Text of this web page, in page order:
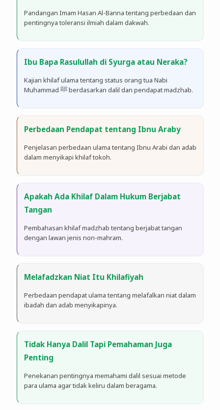
Pandangan Imam Hasan Al-Banna tentang perbedaan dan
pentingnya toleransi ilmiah dalam dakwah.
Ibu Bapa Rasulullah di Syurga atau Neraka?
Kajian khilaf ulama tentang status orang tua Nabi
Muhammad ﷺ berdasarkan dalil dan pendapat madzhab.
Perbedaan Pendapat tentang Ibnu Araby
Penjelasan perbedaan ulama tentang Ibnu Arabi dan adab
dalam menyikapi khilaf tokoh.
Apakah Ada Khilaf Dalam Hukum Berjabat
Tangan
Pembahasan khilaf madzhab tentang berjabat tangan
dengan lawan jenis non-mahram.
Melafadzkan Niat Itu Khilafiyah
Perbedaan pendapat ulama tentang melafalkan niat dalam
ibadah dan adab menyikapinya.
Tidak Hanya Dalil Tapi Pemahaman Juga
Penting
Penekanan pentingnya memahami dalil sesuai metode
para ulama agar tidak keliru dalam beragama.